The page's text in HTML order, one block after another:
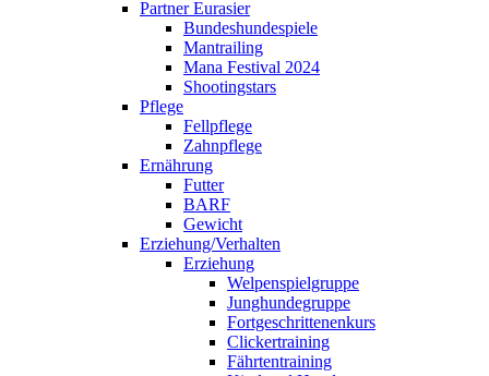
Partner Eurasier
Bundeshundespiele
Mantrailing
Mana Festival 2024
Shootingstars
Pflege
Fellpflege
Zahnpflege
Ernährung
Futter
BARF
Gewicht
Erziehung/Verhalten
Erziehung
Welpenspielgruppe
Junghundegruppe
Fortgeschrittenenkurs
Clickertraining
Fährtentraining